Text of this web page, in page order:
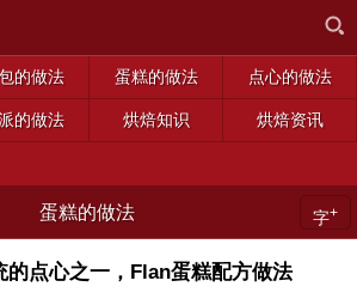
的做法 蛋糕的做法 点心的做法
的做法 烘焙知识 烘焙资讯
蛋糕的做法 字+
的点心之一，Flan蛋糕配方做法